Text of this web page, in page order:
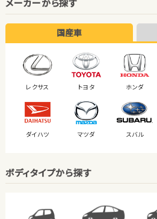
メーカーから探す
国産車
レクサス トヨタ ホンダ
ダイハツ マツダ スバル
ボディタイプから探す